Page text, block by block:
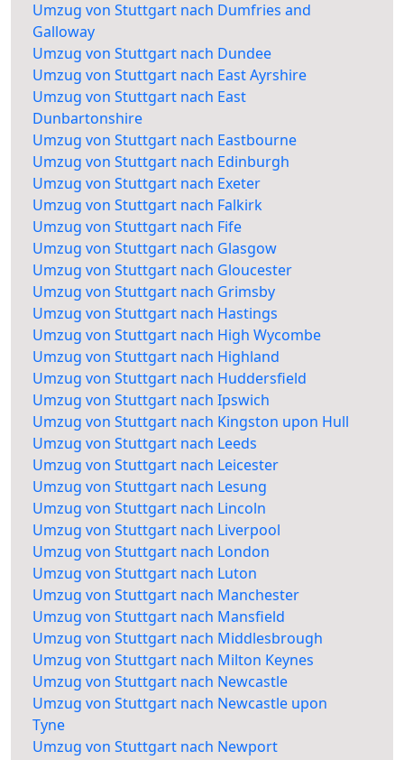
Umzug von Stuttgart nach Dumfries and
Galloway
Umzug von Stuttgart nach Dundee
Umzug von Stuttgart nach East Ayrshire
Umzug von Stuttgart nach East
Dunbartonshire
Umzug von Stuttgart nach Eastbourne
Umzug von Stuttgart nach Edinburgh
Umzug von Stuttgart nach Exeter
Umzug von Stuttgart nach Falkirk
Umzug von Stuttgart nach Fife
Umzug von Stuttgart nach Glasgow
Umzug von Stuttgart nach Gloucester
Umzug von Stuttgart nach Grimsby
Umzug von Stuttgart nach Hastings
Umzug von Stuttgart nach High Wycombe
Umzug von Stuttgart nach Highland
Umzug von Stuttgart nach Huddersfield
Umzug von Stuttgart nach Ipswich
Umzug von Stuttgart nach Kingston upon Hull
Umzug von Stuttgart nach Leeds
Umzug von Stuttgart nach Leicester
Umzug von Stuttgart nach Lesung
Umzug von Stuttgart nach Lincoln
Umzug von Stuttgart nach Liverpool
Umzug von Stuttgart nach London
Umzug von Stuttgart nach Luton
Umzug von Stuttgart nach Manchester
Umzug von Stuttgart nach Mansfield
Umzug von Stuttgart nach Middlesbrough
Umzug von Stuttgart nach Milton Keynes
Umzug von Stuttgart nach Newcastle
Umzug von Stuttgart nach Newcastle upon
Tyne
Umzug von Stuttgart nach Newport